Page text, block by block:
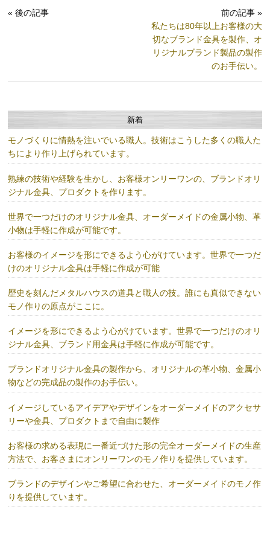
« 後の記事
前の記事 »
私たちは80年以上お客様の大
切なブランド金具を製作、オ
リジナルブランド製品の製作
のお手伝い。
新着
モノづくりに情熱を注いでいる職人。技術はこうした多くの職人た
ちにより作り上げられています。
熟練の技術や経験を生かし、お客様オンリーワンの、ブランドオリ
ジナル金具、プロダクトを作ります。
世界で一つだけのオリジナル金具、オーダーメイドの金属小物、革
小物は手軽に作成が可能です。
お客様のイメージを形にできるよう心がけています。世界で一つだ
けのオリジナル金具は手軽に作成が可能
歴史を刻んだメタルハウスの道具と職人の技。誰にも真似できない
モノ作りの原点がここに。
イメージを形にできるよう心がけています。世界で一つだけのオリ
ジナル金具、ブランド用金具は手軽に作成が可能です。
ブランドオリジナル金具の製作から、オリジナルの革小物、金属小
物などの完成品の製作のお手伝い。
イメージしているアイデアやデザインをオーダーメイドのアクセサ
リーや金具、プロダクトまで自由に製作
お客様の求める表現に一番近づけた形の完全オーダーメイドの生産
方法で、お客さまにオンリーワンのモノ作りを提供しています。
ブランドのデザインやご希望に合わせた、オーダーメイドのモノ作
りを提供しています。